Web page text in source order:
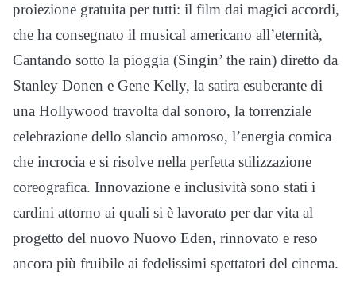
proiezione gratuita per tutti: il film dai magici accordi,
che ha consegnato il musical americano all’eternità,
Cantando sotto la pioggia (Singin’ the rain) diretto da
Stanley Donen e Gene Kelly, la satira esuberante di
una Hollywood travolta dal sonoro, la torrenziale
celebrazione dello slancio amoroso, l’energia comica
che incrocia e si risolve nella perfetta stilizzazione
coreografica. Innovazione e inclusività sono stati i
cardini attorno ai quali si è lavorato per dar vita al
progetto del nuovo Nuovo Eden, rinnovato e reso
ancora più fruibile ai fedelissimi spettatori del cinema.